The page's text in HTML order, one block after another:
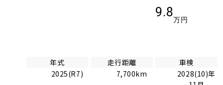
9.8
万円
年式
2025(R7)
走行距離
7,700km
車検
2028(10)年